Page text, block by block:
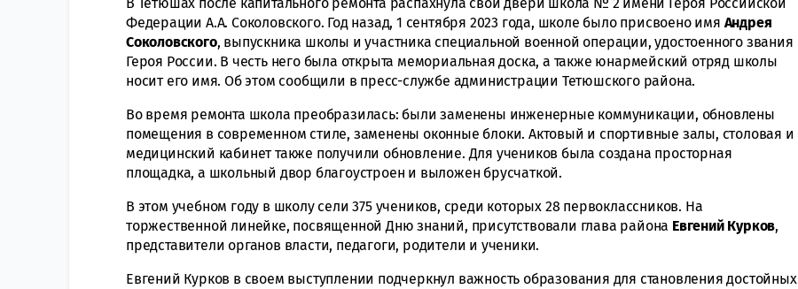
Федерации А.А. Соколовского. Год назад, 1 сентября 2023 года, школе было присвоено имя Андрея
Соколовского, выпускника школы и участника специальной военной операции, удостоенного звания
Героя России. В честь него была открыта мемориальная доска, а также юнармейский отряд школы
носит его имя. Об этом сообщили в пресс-службе администрации Тетюшского района.
Во время ремонта школа преобразилась: были заменены инженерные коммуникации, обновлены
помещения в современном стиле, заменены оконные блоки. Актовый и спортивные залы, столовая и
медицинский кабинет также получили обновление. Для учеников была создана просторная
площадка, а школьный двор благоустроен и выложен брусчаткой.
В этом учебном году в школу сели 375 учеников, среди которых 28 первоклассников. На
торжественной линейке, посвященной Дню знаний, присутствовали глава района Евгений Курков,
представители органов власти, педагоги, родители и ученики.
Евгений Курков в своем выступлении подчеркнул важность образования для становления достойных